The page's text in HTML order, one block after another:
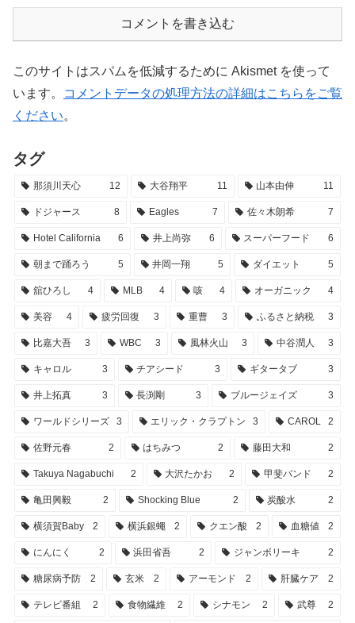
コメントを書き込む
このサイトはスパムを低減するために Akismet を使って
います。
コメントデータの処理方法の詳細はこちらをご覧
ください。
タグ
那須川天心 12 大谷翔平 11 山本由伸 11
ドジャース 8 Eagles 7 佐々木朗希 7
Hotel California 6 井上尚弥 6 スーパーフード 6
朝まで踊ろう 5 井岡一翔 5 ダイエット 5
舘ひろし 4 MLB 4 咳 4 オーガニック 4
美容 4 疲労回復 3 重曹 3 ふるさと納税 3
比嘉大吾 3 WBC 3 風林火山 3 中谷潤人 3
キャロル 3 チアシード 3 ギタータブ 3
井上拓真 3 長渕剛 3 ブルージェイズ 3
ワールドシリーズ 3 エリック・クラプトン 3 CAROL 2
佐野元春 2 はちみつ 2 藤田大和 2
Takuya Nagabuchi 2 大沢たかお 2 甲斐バンド 2
亀田興毅 2 Shocking Blue 2 炭酸水 2
横須賀Baby 2 横浜銀蠅 2 クエン酸 2 血糖値 2
にんにく 2 浜田省吾 2 ジャンボリーキ 2
糖尿病予防 2 玄米 2 アーモンド 2 肝臓ケア 2
テレビ番組 2 食物繊維 2 シナモン 2 武尊 2